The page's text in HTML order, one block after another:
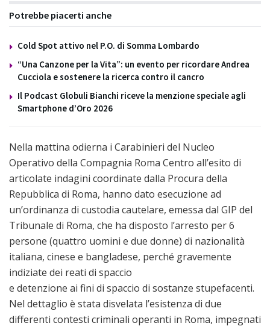
Potrebbe piacerti anche
Cold Spot attivo nel P.O. di Somma Lombardo
“Una Canzone per la Vita”: un evento per ricordare Andrea
Cucciola e sostenere la ricerca contro il cancro
Il Podcast Globuli Bianchi riceve la menzione speciale agli
Smartphone d’Oro 2026
Nella mattina odierna i Carabinieri del Nucleo
Operativo della Compagnia Roma Centro all’esito di
articolate indagini coordinate dalla Procura della
Repubblica di Roma, hanno dato esecuzione ad
un’ordinanza di custodia cautelare, emessa dal GIP del
Tribunale di Roma, che ha disposto l’arresto per 6
persone (quattro uomini e due donne) di nazionalità
italiana, cinese e bangladese, perché gravemente
indiziate dei reati di spaccio
e detenzione ai fini di spaccio di sostanze stupefacenti.
Nel dettaglio è stata disvelata l’esistenza di due
differenti contesti criminali operanti in Roma, impegnati